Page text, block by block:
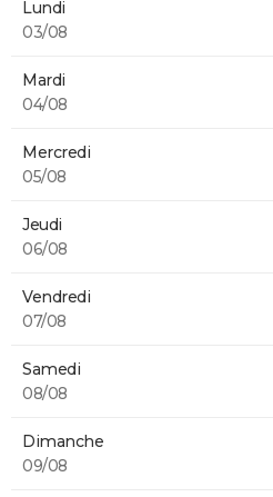
Lundi
03/08
Mardi
04/08
Mercredi
05/08
Jeudi
06/08
Vendredi
07/08
Samedi
08/08
Dimanche
09/08